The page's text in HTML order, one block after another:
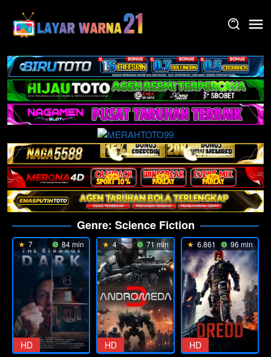
content
Genre: Science Fiction
7 84 min
HD
4 71 min
HD
6.861 96 min
HD